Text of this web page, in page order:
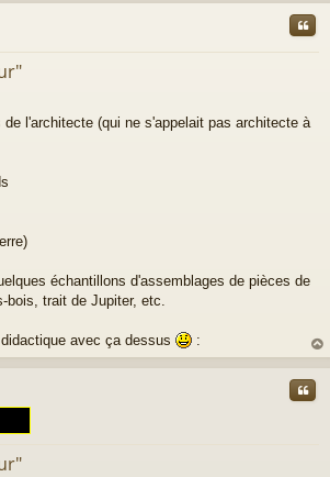
Citer
l'architecte (qui ne s'appelait pas architecte à
échantillons d'assemblages de pièces de
bois, trait de Jupiter, etc.
avec ça dessus :
au
Citer